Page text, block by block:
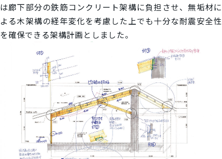
は廊下部分の鉄筋コンクリート架構に負担させ、無垢材に
よる木架構の経年変化を考慮した上でも十分な耐震安全性
を確保できる架構計画としました。